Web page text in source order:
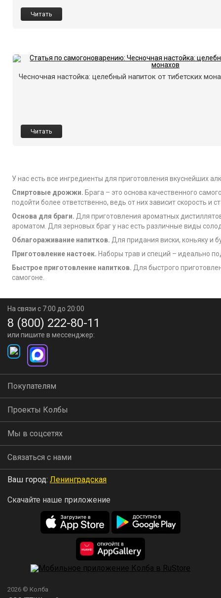
Читать
Чесночная настойка: целебный напиток от тибетских
Читать
У нас есть все ингредиенты для приготовления вкуснейших
Спиртовые дрожжи. Брага – это основа качественного
подойти более ответственно, ведь от них зависит скорость
Основа для браги. Для приготовления ароматных
ароматом. Для зерновых браг у нас есть различные виды
Облагораживание напитков. Для придания виски, коньяку и
Приготовление настоек. Наборы трав и специй – идеально
Быстрое приготовление напитков. Для быстрого
самогоне.
На связи с 7:00 до 20:00
8 (800) 222-80-11
или пишите в мессенджер:
Покупателям
Проекты Колбы
Мы в соцсетях
Связаться с нами
Ваш город: Ленинградская
Скачайте наше приложение
2026 © Колба